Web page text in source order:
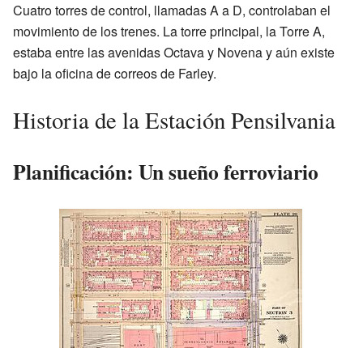
Cuatro torres de control, llamadas A a D, controlaban el
movimiento de los trenes. La torre principal, la Torre A,
estaba entre las avenidas Octava y Novena y aún existe
bajo la oficina de correos de Farley.
Historia de la Estación Pensilvania
Planificación: Un sueño ferroviario